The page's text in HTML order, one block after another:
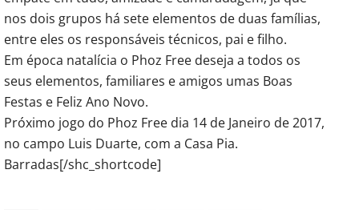
nos dois grupos há sete elementos de duas famílias,
entre eles os responsáveis técnicos, pai e filho.
Em época natalícia o Phoz Free deseja a todos os
seus elementos, familiares e amigos umas Boas
Festas e Feliz Ano Novo.
Próximo jogo do Phoz Free dia 14 de Janeiro de 2017,
no campo Luis Duarte, com a Casa Pia.
Barradas[/shc_shortcode]